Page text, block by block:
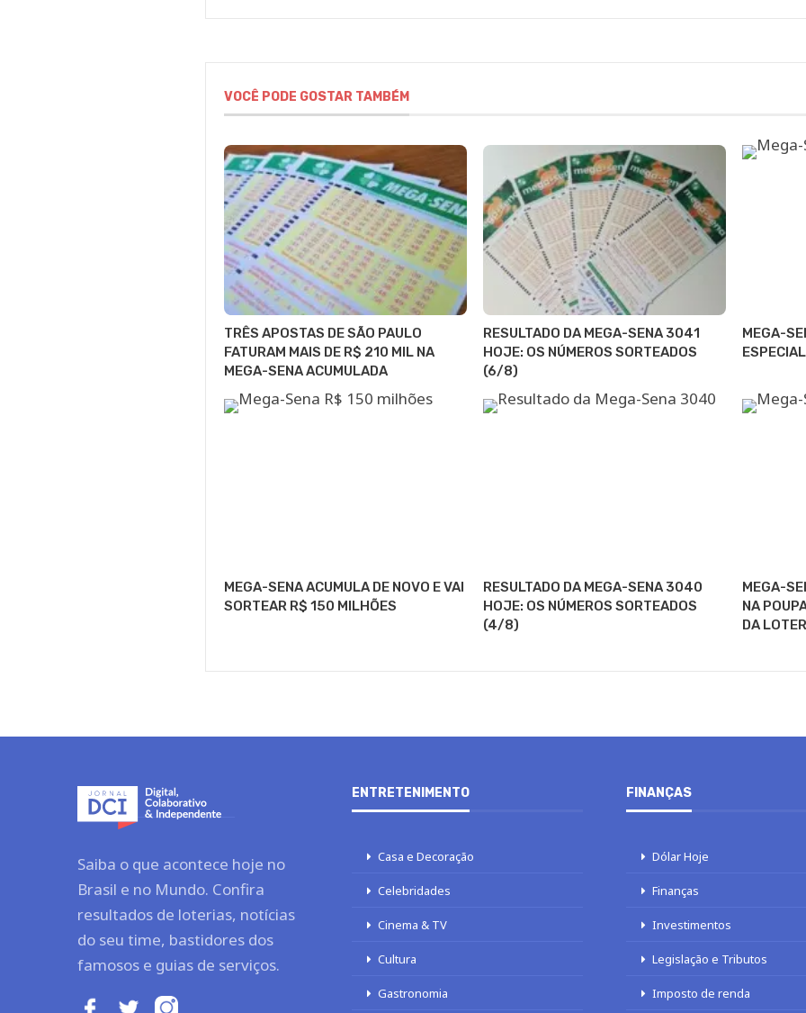
VOCÊ PODE GOSTAR TAMBÉM
TRÊS APOSTAS DE SÃO PAULO
FATURAM MAIS DE R$ 210 MIL NA
MEGA-SENA ACUMULADA
RESULTADO DA MEGA-SENA 3041
HOJE: OS NÚMEROS SORTEADOS
(6/8)
MEGA-
MEGA-SENA ACUMULA DE NOVO E VAI
SORTEAR R$ 150 MILHÕES
RESULTADO DA MEGA-SENA 3040
HOJE: OS NÚMEROS SORTEADOS
(4/8)
MEGA-
NA
DA
Saiba o que acontece hoje no
Brasil e no Mundo. Confira
resultados de loterias, notícias
do seu time, bastidores dos
famosos e guias de serviços.
ENTRETENIMENTO
Casa e Decoração
Celebridades
Cinema & TV
Cultura
Gastronomia
FINANÇAS
Dólar Hoje
Finanças
Investimentos
Legislação e Tributos
Imposto de renda